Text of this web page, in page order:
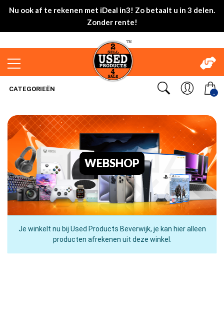
Nu ook af te rekenen met iDeal in3! Zo betaalt u in 3 delen.
Zonder rente!
..
CATEGORIEËN
WEBSHOP
Je winkelt nu bij Used Products Beverwijk, je kan hier alleen
producten afrekenen uit deze winkel.